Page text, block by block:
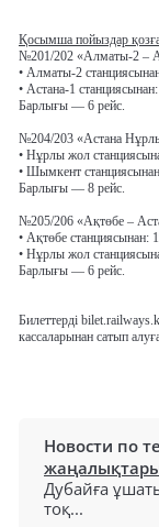
Қосымша пойыздар
№201/202 «Алматы-2 –
• Алматы-2
• Астана-1
Барлығы — 6 рейс.
№204/203 «Астана
• Нұрлы жол
• Шымкент
Барлығы — 8 рейс.
№205/206 «Ақтөбе –
• Ақтөбе станциясынан:
• Нұрлы жол
Барлығы — 6 рейс.
Билеттерді
кассаларынан сатып
Новости по
Дубайға
тоқ...